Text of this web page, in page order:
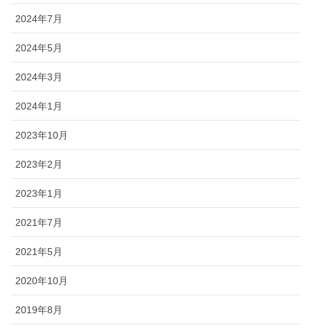
2024年7月
2024年5月
2024年3月
2024年1月
2023年10月
2023年2月
2023年1月
2021年7月
2021年5月
2020年10月
2019年8月